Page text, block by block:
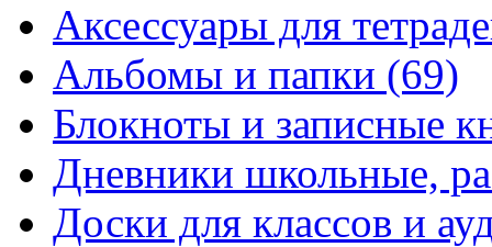
Аксессуары для
Альбомы и папки (69)
Блокноты и записные
Дневники школьные,
Доски для классов и